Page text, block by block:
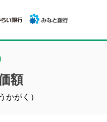
額
かがく）